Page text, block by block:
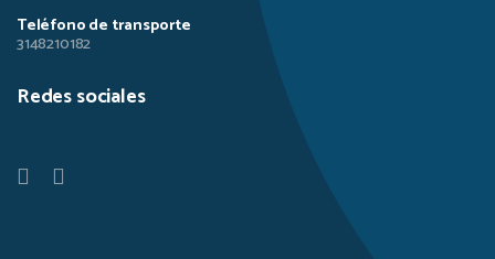
Teléfono de transporte
3148210182
Redes sociales